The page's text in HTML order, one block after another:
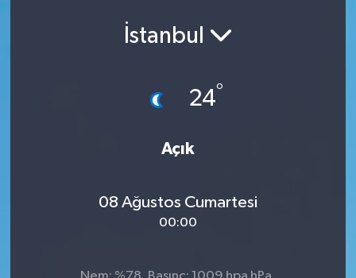
İstanbul
24°
Açık
08 Ağustos Cumartesi
00:00